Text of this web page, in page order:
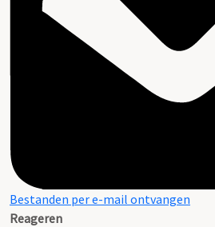
Bestanden per e-mail ontvangen
Reageren